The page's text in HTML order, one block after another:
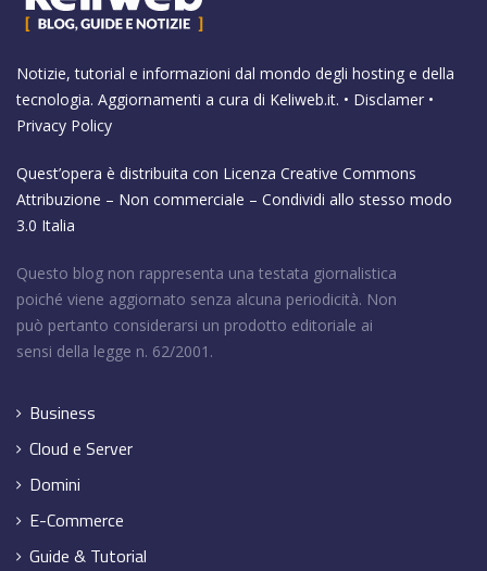
Notizie, tutorial e informazioni dal mondo degli hosting e della
tecnologia. Aggiornamenti a cura di Keliweb.it. • Disclamer •
Privacy Policy
Quest’opera è distribuita con Licenza Creative Commons
Attribuzione – Non commerciale – Condividi allo stesso modo
3.0 Italia
Questo blog non rappresenta una testata giornalistica
poiché viene aggiornato senza alcuna periodicità. Non
può pertanto considerarsi un prodotto editoriale ai
sensi della legge n. 62/2001.
Business
Cloud e Server
Domini
E-Commerce
Guide & Tutorial